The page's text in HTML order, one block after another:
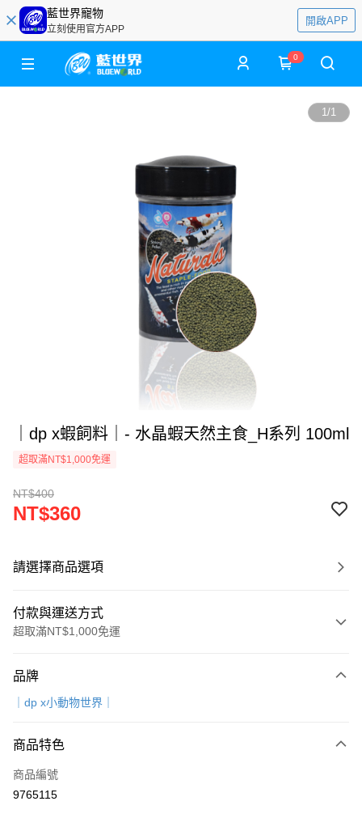
藍世界寵物
立刻使用官方APP
開啟APP
0
1/1
｜dp x蝦飼料｜- 水晶蝦天然主食_H系列 100ml
超取滿NT$1,000免運
NT$400
NT$360
請選擇商品選項
付款與運送方式
超取滿NT$1,000免運
信用卡一次付款
LINE Pay
Apple Pay
品牌
｜dp x小動物世界｜
商品特色
商品編號
9765115